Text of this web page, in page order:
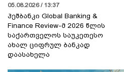
05.08.2026 / 13:37
ჰეშბანკი Global Banking &
Finance Review-მ 2026 წლის
საქართველოს საუკეთესო
ახალ ციფრულ ბანკად
დაასახელა